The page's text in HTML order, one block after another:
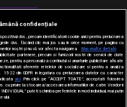
confidențiale
dvs., precum identificatorii cookie unici pentru prelucrarea
dvs. făcând clic mai jos sau în orice moment, pe pagina cu
noștri și nu vă vor afecta navigarea.
Mai multe detalii
partenere, precum si furnizorii nostri de servicii de date
pentru a personaliza continutul si anunturile publicitare afisate
aferente retelelor de socializare si pentru a analiza
22 din GDPR in legatura cu prelucrarea datelor cu caracter
aici. Prin click pe “ACCEPT TOATE”, acceptati folosirea
cu privire la stocarea/accesarea informatiilor de catre Vendor-ii
puteti schimba preferintele in mod individual, mai putin
ului.